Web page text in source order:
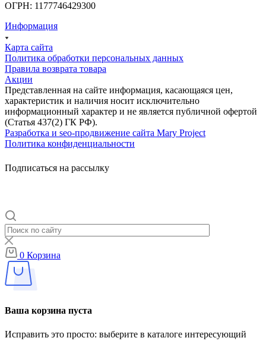
ОГРН: 1177746429300
Информация
Карта сайта
Политика обработки персональных данных
Правила возврата товара
Акции
Представленная на сайте информация, касающаяся цен,
характеристик и наличия носит исключительно
информационный характер и не является публичной офертой
(Статья 437(2) ГК РФ).
Разработка и seo-продвижение сайта Mary Project
Политика конфиденциальности
Подписаться на рассылку
0 Корзина
Ваша корзина пуста
Исправить это просто: выберите в каталоге интересующий